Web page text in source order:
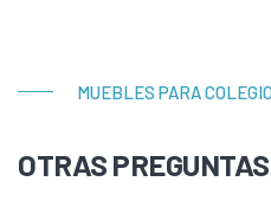
MUEBLES PARA
OTRAS